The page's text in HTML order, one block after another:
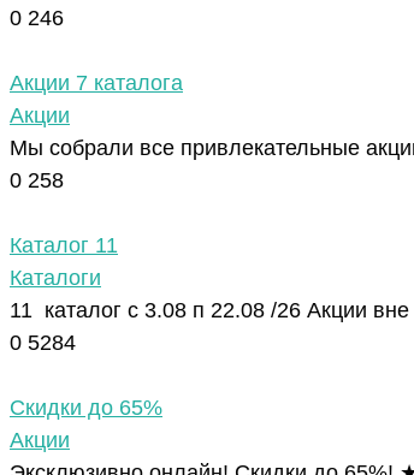
0 246
Акции 7 каталога
Акции
Мы собрали все привлекательные
0 258
Каталог 11
Каталоги
11 каталог с 3.08 п 22.08 /26 Акции
0 5284
Скидки до 65%
Акции